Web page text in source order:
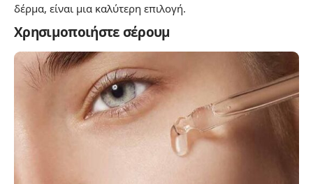
δέρμα, είναι μια καλύτερη επιλογή.
Χρησιμοποιήστε σέρουμ